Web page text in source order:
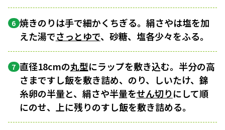
6 焼きのりは手で細かくちぎる。絹さやは塩を加
えた湯でさっとゆで、砂糖、塩各少々をふる。
7 直径18cmの丸型にラップを敷き込む。半分の高
さまですし飯を敷き詰め、のり、しいたけ、錦
糸卵の半量と、絹さや半量をせん切りにして順
にのせ、上に残りのすし飯を敷き詰める。